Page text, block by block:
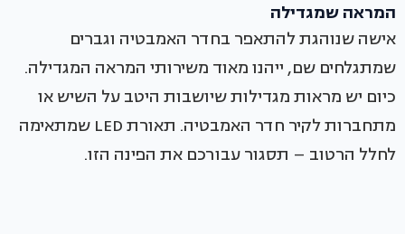
המראה שמגדילה
אישה שנוהגת להתאפר בחדר האמבטיה וגברים
שמתגלחים שם, ייהנו מאוד משירותי המראה המגדילה.
כיום יש מראות מגדילות שיושבות היטב על השיש או
מתחברות לקיר חדר האמבטיה. תאורת LED שמתאימה
לחלל הרטוב – תסגור עבורכם את הפינה הזו.